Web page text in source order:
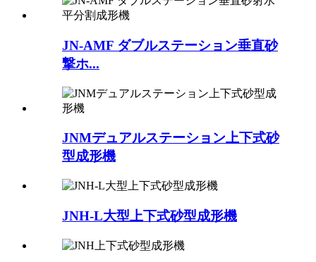
JN-AMF ダブルステーション垂直砂
撃ホ...
JNMデュアルステーション上下式砂
型成形機
JNH-L大型上下式砂型成形機